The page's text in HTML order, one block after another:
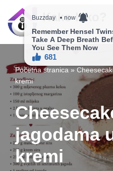
Skip
Kako lako?
Vaš vodič ka
Početna stranica»
kremi
jagodama
kremi